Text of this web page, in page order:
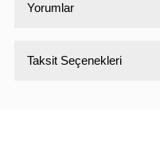
Yorumlar
Taksit Seçenekleri